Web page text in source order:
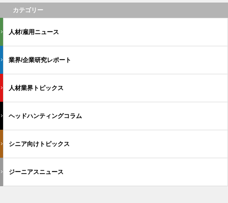
カテゴリー
人材/雇用ニュース
業界/企業研究レポート
人材業界トピックス
ヘッドハンティングコラム
シニア向けトピックス
ジーニアスニュース